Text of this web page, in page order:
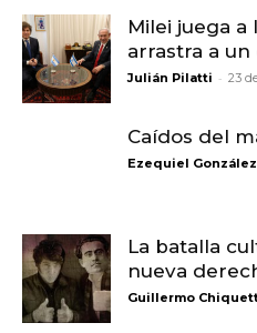
Milei juega a
arrastra a
Julián Pilatti - 23
Caídos del
Ezequiel González
La batalla
nueva
Guillermo